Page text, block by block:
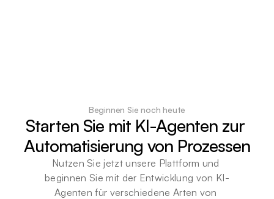
Beginnen Sie noch heute
Starten Sie mit KI-Agenten zur
Automatisierung von Prozessen
Nutzen Sie jetzt unsere Plattform und
beginnen Sie mit der Entwicklung von KI-
Agenten für verschiedene Arten von